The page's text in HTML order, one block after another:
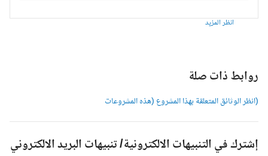
انظر المزيد
روابط ذات صلة
(انظر الوثائق المتعلقة بهذا المشروع (هذه المشروعات
إشترك في التنبيهات الالكترونية/ تنبيهات البريد الالكتروني